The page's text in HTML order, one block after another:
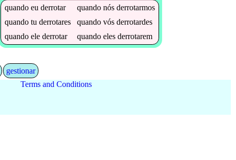
quandoeuderrotar quandonósderrotarmos
quandotuderrotares quandovósderrotardes
quandoelederrotar quandoelesderrotarem
gestionar
Terms and Conditions